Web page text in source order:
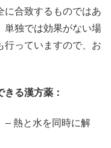
に合致するものではあ
単独では効果がない場
行っていますので、お
る漢方薬：
– 熱と水を同時に解